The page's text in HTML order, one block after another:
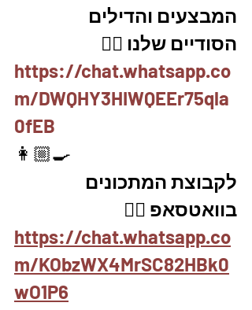
המבצעים והדילים
הסודיים שלנו 👇🏼
https://chat.whatsapp.co
m/DWQHY3HIWQEEr75qla
0fEB
👩🏼‍🍳
לקבוצת המתכונים
בוואטסאפ 👇🏽
https://chat.whatsapp.co
m/KObzWX4MrSC82HBk0
wO1P6